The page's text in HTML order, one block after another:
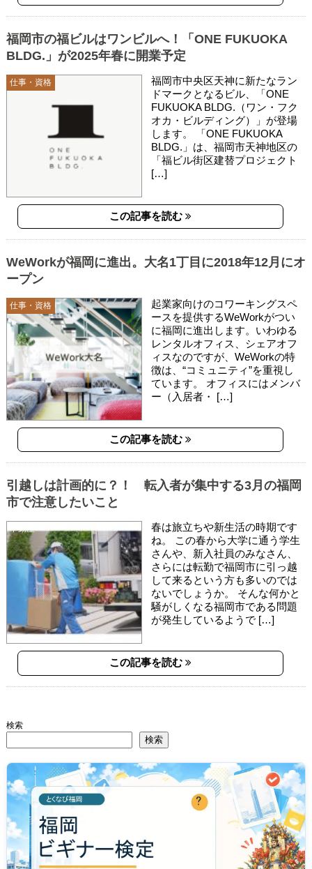
仕事・資格
福岡市の福ビルはワンビルへ！「ONE FUKUOKA
BLDG.」が2025年春に開業予定
福岡市中央区天神に新たなラン
ドマークとなるビル、「ONE
FUKUOKA BLDG.（ワン・フク
オカ・ビルディング）」が登場
します。 「ONE FUKUOKA
BLDG.」は、福岡市天神地区の
「福ビル街区建替プロジェクト
[…]
この記事を読む
仕事・資格
WeWorkが福岡に進出。大名1丁目に2018年12月にオ
ープン
起業家向けのコワーキングスペ
ースを提供するWeWorkがつい
に福岡に進出します。いわゆる
レンタルオフィス、シェアオフ
ィスなのですが、WeWorkの特
徴は、“コミュニティ”を重視し
ています。 オフィスにはメンバ
ー（入居者・ […]
この記事を読む
不動産
引越しは計画的に？！ 転入者が集中する3月の福岡
市で注意したいこと
春は旅立ちや新生活の時期です
ね。 この春から大学に通う学生
さんや、新入社員のみなさん、
さらには転勤で福岡市に引っ越
して来るという方も多いのでは
ないでしょうか。 そんな何かと
騒がしくなる福岡市である問題
が発生しているようで […]
この記事を読む
検索
検索